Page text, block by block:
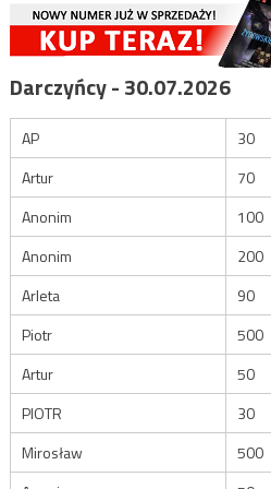
Darczyńcy - 30.07.2026
AP
30
Artur
70
Anonim
100
Anonim
200
Arleta
90
Piotr
500
Artur
50
PIOTR
30
Mirosław
500